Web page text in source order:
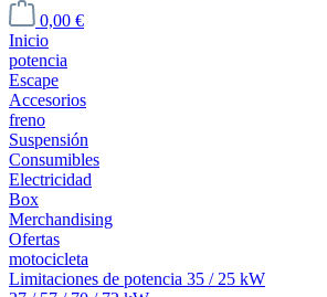
0,00 €
Inicio
potencia
Escape
Accesorios
freno
Suspensión
Consumibles
Electricidad
Box
Merchandising
Ofertas
motocicleta
Limitaciones de potencia 35 / 25 kW